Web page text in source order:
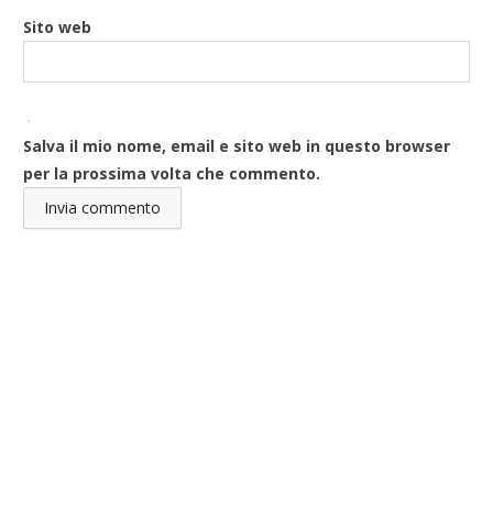
Sito web
Salva il mio nome, email e sito web in questo browser
per la prossima volta che commento.